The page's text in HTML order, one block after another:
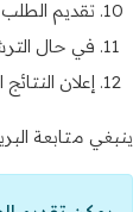
تقديم الطلب
في حال
إعلان
ينبغي متابعة